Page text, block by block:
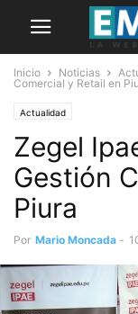
Inicio Noticias
Comercial y Retail en
Actualidad
Zegel
Gestión
Piura
Por Mario Moncada -